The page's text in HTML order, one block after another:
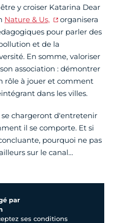
y croiser Katarina Dear
Nature & Us,
organisera
pour parler des
et de la
En somme, valoriser
association : démontrer
rôle à jouer et comment
dans les villes.
se chargeront d'entretenir
il se comporte. Et si
pourquoi ne pas
sur le canal…
par
ses conditions